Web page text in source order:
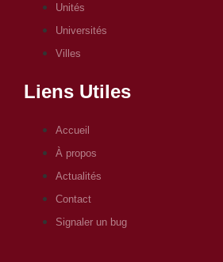
Unités
Universités
Villes
Liens Utiles
Accueil
À propos
Actualités
Contact
Signaler un bug